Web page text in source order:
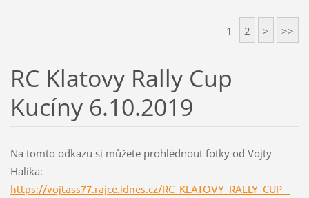
1 2 > >>
RC Klatovy Rally Cup
Kucíny 6.10.2019
Na tomto odkazu si můžete prohlédnout fotky od Vojty
Halíka:
https://vojtass77.rajce.idnes.cz/RC_KLATOVY_RALLY_CUP_-